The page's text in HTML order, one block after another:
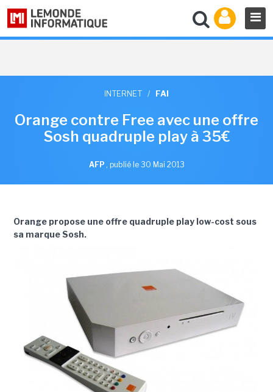
INTERNET / FAI
Orange contre Free avec une offre
Sosh quadruple play à 35€
AFP , publié le 30 Mai 2013
Orange propose une offre quadruple play low-cost sous
sa marque Sosh.